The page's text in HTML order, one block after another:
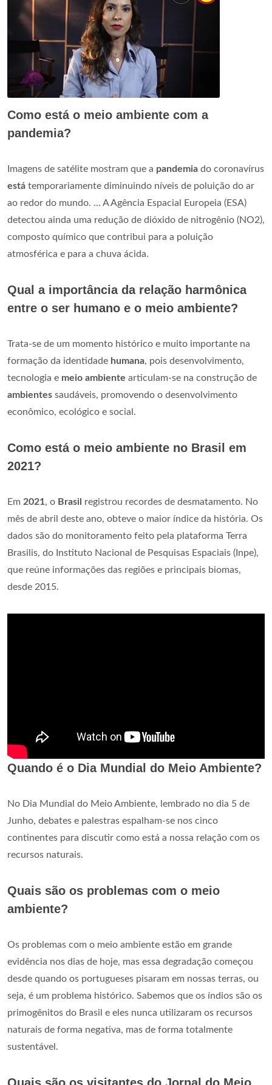
Como está o meio ambiente com a
pandemia?
Imagens de satélite mostram que a pandemia do coronavírus
está temporariamente diminuindo níveis de poluição do ar
ao redor do mundo. ... A Agência Espacial Europeia (ESA)
detectou ainda uma redução de dióxido de nitrogênio (NO2),
composto químico que contribui para a poluição
atmosférica e para a chuva ácida.
Qual a importância da relação harmônica
entre o ser humano e o meio ambiente?
Trata-se de um momento histórico e muito importante na
formação da identidade humana, pois desenvolvimento,
tecnologia e meio ambiente articulam-se na construção de
ambientes saudáveis, promovendo o desenvolvimento
econômico, ecológico e social.
Como está o meio ambiente no Brasil em
2021?
Em 2021, o Brasil registrou recordes de desmatamento. No
mês de abril deste ano, obteve o maior índice da história. Os
dados são do monitoramento feito pela plataforma Terra
Brasilis, do Instituto Nacional de Pesquisas Espaciais (Inpe),
que reúne informações das regiões e principais biomas,
desde 2015.
Quando é o Dia Mundial do Meio Ambiente?
No Dia Mundial do Meio Ambiente, lembrado no dia 5 de
Junho, debates e palestras espalham-se nos cinco
continentes para discutir como está a nossa relação com os
recursos naturais.
Quais são os problemas com o meio
ambiente?
Os problemas com o meio ambiente estão em grande
evidência nos dias de hoje, mas essa degradação começou
desde quando os portugueses pisaram em nossas terras, ou
seja, é um problema histórico. Sabemos que os índios são os
primogênitos do Brasil e eles nunca utilizaram os recursos
naturais de forma negativa, mas de forma totalmente
sustentável.